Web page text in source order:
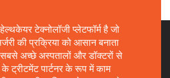
टेक्नोलॉजी प्लेटफॉर्म है जो
की प्रक्रिया को आसान बनाता
अच्छे अस्पतालों और डॉक्टरों से
ट्रीटमेंट पार्टनर के रूप में काम